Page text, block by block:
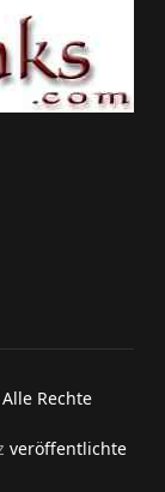
Rechte
veröffentlichte